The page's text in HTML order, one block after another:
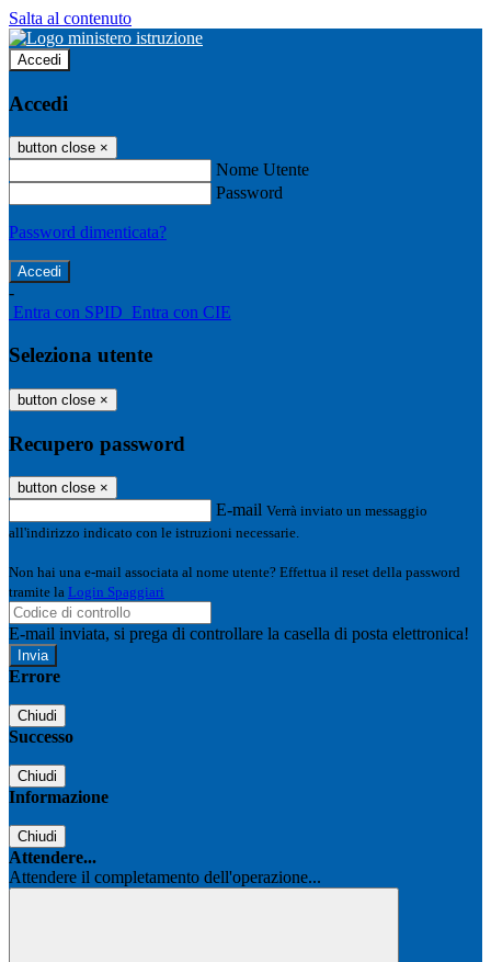
Salta al contenuto
Accedi
Accedi
button close ×
Nome Utente
Password
Password dimenticata?
-
Entra con SPID Entra con CIE
Seleziona utente
button close ×
Recupero password
button close ×
E-mail Verrà inviato un messaggio
all'indirizzo indicato con le istruzioni necessarie.
Non hai una e-mail associata al nome utente? Effettua il reset della password
tramite la Login Spaggiari
E-mail inviata, si prega di controllare la casella di posta elettronica!
Errore
Chiudi
Successo
Chiudi
Informazione
Chiudi
Attendere...
Attendere il completamento dell'operazione...